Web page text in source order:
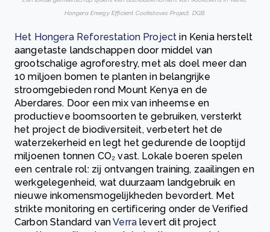
Hongera Energy Efficient Cookstoves Project, DGB.
Het Hongera Reforestation Project in Kenia herstelt
aangetaste landschappen door middel van
grootschalige agroforestry, met als doel meer dan
10 miljoen bomen te planten in belangrijke
stroomgebieden rond Mount Kenya en de
Aberdares. Door een mix van inheemse en
productieve boomsoorten te gebruiken, versterkt
het project de biodiversiteit, verbetert het de
waterzekerheid en legt het gedurende de looptijd
miljoenen tonnen CO₂ vast. Lokale boeren spelen
een centrale rol: zij ontvangen training, zaailingen en
werkgelegenheid, wat duurzaam landgebruik en
nieuwe inkomensmogelijkheden bevordert. Met
strikte monitoring en certificering onder de Verified
Carbon Standard vanVerra levert dit project